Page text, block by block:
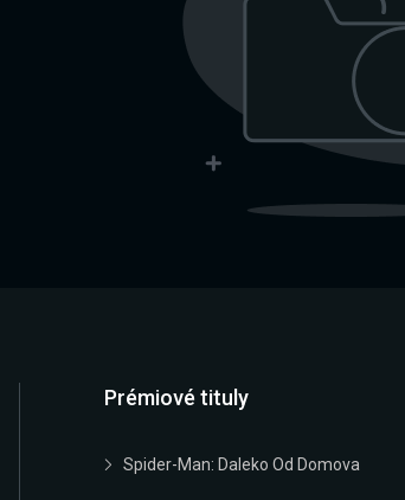
Prémiové tituly
Spider-Man: Daleko Od Domova